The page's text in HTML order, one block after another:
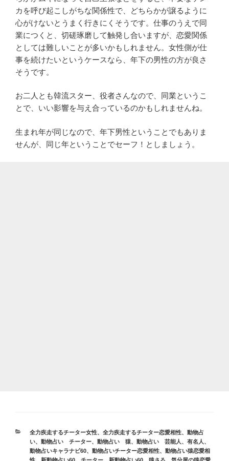
カを呼び起こしがちな関係性で、どちらかが譲るように
心がけないとうまく行きにくそうです。仕事のうえで同
業につくと、切磋琢磨して触発し合いますが、恋愛関係
としては難しいことが多いかもしれません。女性側が仕
事を続けたいというケースなら、年下の男性の方が良さ
そうです。
お二人とも韓流スター、役者さんなので、同業というこ
とで、いい影響を与え合っているのかもしれませんね。
生まれ年が同じなので、年下男性ということでもありま
せんが、同じ年ということでセーフ！としましょう。
カ
テ
ゴ
リ
全力疾走するチーター女性、 全力疾走するチーター恋愛相性、 動物占
い、 動物占い チーター、 動物占い 猿、 動物占い 芸能人、有名人 、
動物占いキャラナビ60、 動物占いチーター恋愛相性、 動物占い猿恋愛相